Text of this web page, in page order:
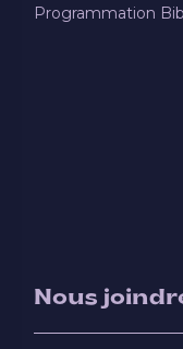
Programmation
Nous